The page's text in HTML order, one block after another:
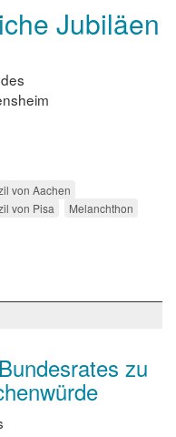
Jubiläen
von Aachen
von Pisa
Melanchthon
zu